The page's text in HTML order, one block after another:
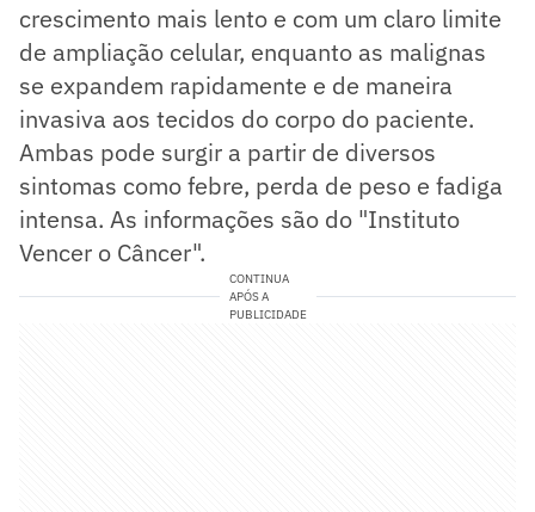
crescimento mais lento e com um claro limite
de ampliação celular, enquanto as malignas
se expandem rapidamente e de maneira
invasiva aos tecidos do corpo do paciente.
Ambas pode surgir a partir de diversos
sintomas como febre, perda de peso e fadiga
intensa. As informações são do "Instituto
Vencer o Câncer".
CONTINUA
APÓS A
PUBLICIDADE